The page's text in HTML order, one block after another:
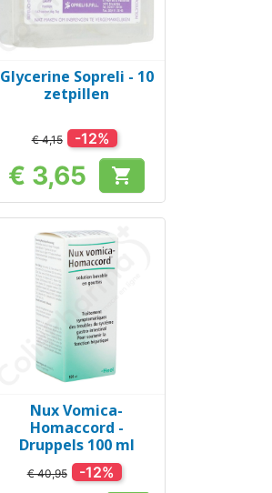
Snel bekijken
Glycerine Sopreli - 10
zetpillen
€ 4,15 -12%
Prijs
€ 3,65 
Snel bekijken
Nux Vomica-
Homaccord -
Druppels 100 ml
€ 40,95 -12%